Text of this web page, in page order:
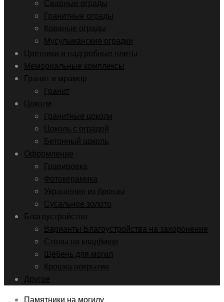
Сварные ограды
Гранитные ограды
Кованые ограды
Мусульманские оградки
Цветники и надгробные плиты
Мемориальные комплексы
Гранит и мрамор
Гранит
Цоколи
Гранитные цоколи
Цоколь с оградой
Бетонный цоколь
Оформление
Гравировка
Фотокерамика
Украшения из бронзы
Сусальное золото
Благоустройство
Варианты Благоустройства на захоронение
Столы на кладбище
Щебень для могил
Крошка покрытие
Другое
Памятники на могилу